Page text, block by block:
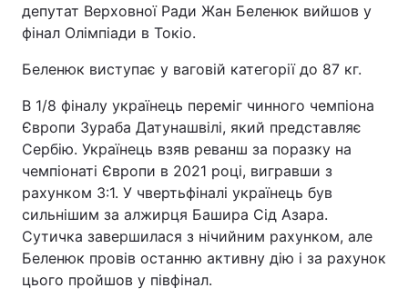
Головна Війна
Україна Політика
Економіка Світ
депутат Верховної Ради Жан Беленюк вийшов у
фінал Олімпіади в Токіо.
Беленюк виступає у ваговій категорії до 87 кг.
В 1/8 фіналу українець переміг чинного чемпіона
Європи Зураба Датунашвілі, який представляє
Сербію. Українець взяв реванш за поразку на
чемпіонаті Європи в 2021 році, вигравши з
рахунком 3:1. У чвертьфіналі українець був
сильнішим за алжирця Башира Сід Азара.
Сутичка завершилася з нічийним рахунком, але
Беленюк провів останню активну дію і за рахунок
цього пройшов у півфінал.